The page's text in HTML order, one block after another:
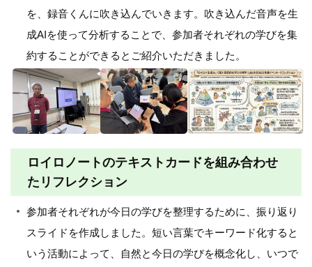
を、録音くんに吹き込んでいきます。吹き込んだ音声を生
成AIを使って分析することで、参加者それぞれの学びを集
約することができるとご紹介いただきました。
ロイロノートのテキストカードを組み合わせ
たリフレクション
参加者それぞれが今日の学びを整理するために、振り返り
スライドを作成しました。短い言葉でキーワード化すると
いう活動によって、自然と今日の学びを概念化し、いつで